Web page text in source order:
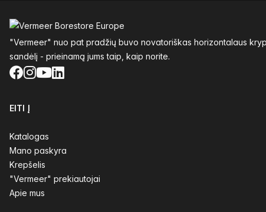
"Vermeer" nuo pat pradžių buvo novatoriškas horizontalaus
sandėlį - prieinamą jums taip, kaip norite.
Facebook
Instagram
YouTube
LinkedIn
EITI Į
Katalogas
Mano paskyra
Krepšelis
"Vermeer" prekiautojai
Apie mus